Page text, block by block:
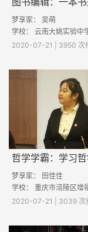
梦享家： 吴萌
学校： 云南大姚实验中
2020-07-21 | 3950 次
梦享家：
田佳佳
学校： 重庆市涪陵区增福乡初级中
2020-07-21 | 3039 次